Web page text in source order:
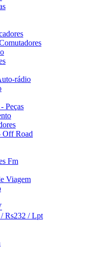
rádio
Peças
Off Road
Fm
Viagem
Rs232 / Lpt